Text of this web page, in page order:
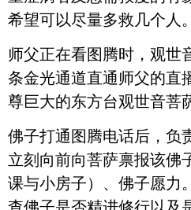
希望可以尽量多救几个人。
师父正在看图腾时，观世
条金光通道直通师父的直
尊巨大的东方台观世音菩
佛子打通图腾电话后，负
立刻向前向菩萨禀报该佛
课与小房子）、佛子愿力